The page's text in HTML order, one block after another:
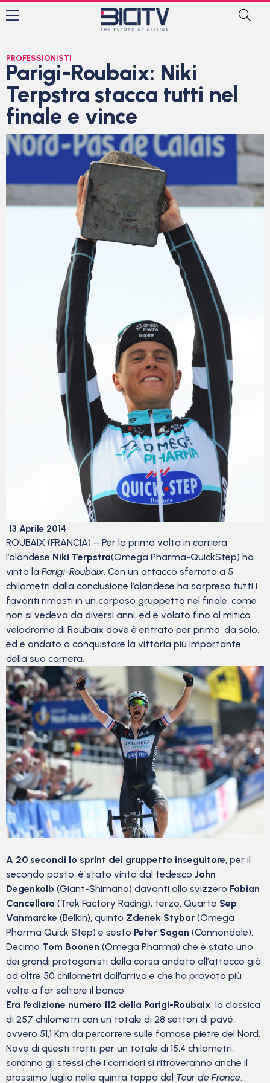
PROFESSIONISTI
Parigi-Roubaix: Niki
Terpstra stacca tutti nel
finale e vince
13 Aprile 2014
ROUBAIX (FRANCIA) – Per la prima volta in carriera
l’olandese Niki Terpstra(Omega Pharma-QuickStep) ha
vinto la Parigi-Roubaix. Con un attacco sferrato a 5
chilometri dalla conclusione l’olandese ha sorpreso tutti i
favoriti rimasti in un corposo gruppetto nel finale, come
non si vedeva da diversi anni, ed è volato fino al mitico
velodromo di Roubaix dove è entrato per primo, da solo,
ed è andato a conquistare la vittoria più importante
della sua carriera.
A 20 secondi lo sprint del gruppetto inseguitore, per il
secondo posto, è stato vinto dal tedesco John
Degenkolb (Giant-Shimano) davanti allo svizzero Fabian
Cancellara (Trek Factory Racing), terzo. Quarto Sep
Vanmarcke (Belkin), quinto Zdenek Stybar (Omega
Pharma Quick Step) e sesto Peter Sagan (Cannondale).
Decimo Tom Boonen (Omega Pharma) che è stato uno
dei grandi protagonisti della corsa andato all’attacco già
ad oltre 50 chilometri dall’arrivo e che ha provato più
volte a far saltare il banco.
Era l’edizione numero 112 della Parigi-Roubaix, la classica
di 257 chilometri con un totale di 28 settori di pavé,
ovvero 51,1 Km da percorrere sulle famose pietre del Nord.
Nove di questi tratti, per un totale di 15,4 chilometri,
saranno gli stessi che i corridori si ritroveranno anche il
prossimo luglio nella quinta tappa del Tour de France.